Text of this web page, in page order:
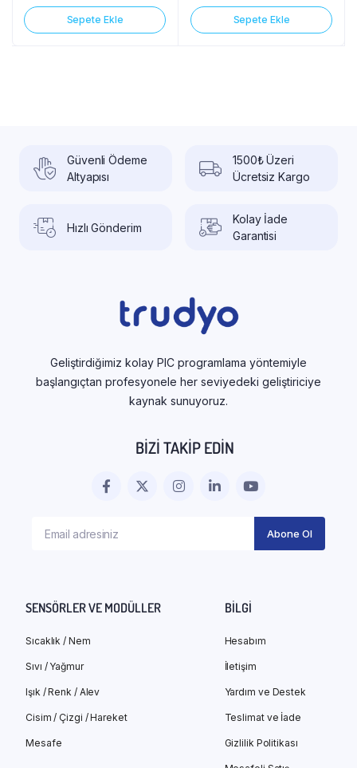
Sepete Ekle Sepete Ekle
Güvenli Ödeme
Altyapısı
1500₺ Üzeri
Ücretsiz Kargo
Hızlı Gönderim
Kolay İade
Garantisi
Geliştirdiğimiz kolay PIC programlama yöntemiyle
başlangıçtan profesyonele her seviyedeki geliştiriciye
kaynak sunuyoruz.
BIZI TAKIP EDIN
SENSÖRLER VE MODÜLLER
Sıcaklık / Nem
Sıvı / Yağmur
Işık / Renk / Alev
Cisim / Çizgi / Hareket
Mesafe
BILGI
Hesabım
İletişim
Yardım ve Destek
Teslimat ve İade
Gizlilik Politikası